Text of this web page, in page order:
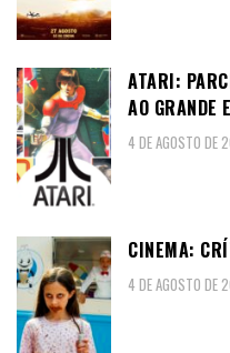
ATARI:
AO GRANDE
4 DE AGOSTO DE
CINEMA:
4 DE AGOSTO DE